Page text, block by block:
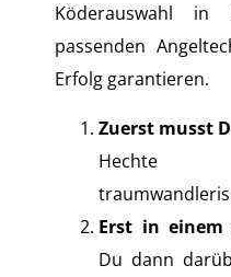
Köderauswahl
passenden
Erfolg garantieren.
Zuerst musst
Hechte
Erst in
Du dann